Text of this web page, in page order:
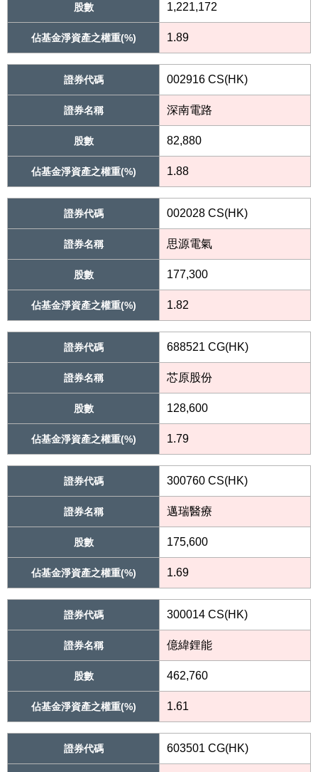
股數 1,221,172
佔基金淨資產之權重(%) 1.89
證券代碼 002916 CS(HK)
證券名稱 深南電路
股數 82,880
佔基金淨資產之權重(%) 1.88
證券代碼 002028 CS(HK)
證券名稱 思源電氣
股數 177,300
佔基金淨資產之權重(%) 1.82
證券代碼 688521 CG(HK)
證券名稱 芯原股份
股數 128,600
佔基金淨資產之權重(%) 1.79
證券代碼 300760 CS(HK)
證券名稱 邁瑞醫療
股數 175,600
佔基金淨資產之權重(%) 1.69
證券代碼 300014 CS(HK)
證券名稱 億緯鋰能
股數 462,760
佔基金淨資產之權重(%) 1.61
證券代碼 603501 CG(HK)